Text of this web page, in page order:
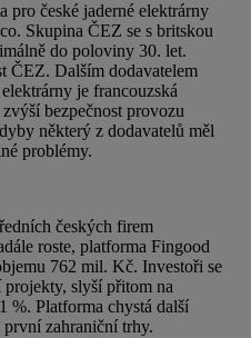
pro české jaderné elektrárny
Skupina ČEZ se s britskou
do poloviny 30. let.
ČEZ. Dalším dodavatelem
je francouzská
bezpečnost provozu
některý z dodavatelů měl
problémy.
českých firem
roste, platforma Fingood
762 mil. Kč. Investoři se
slyší přitom na
%. Platforma chystá další
zahraniční trhy.